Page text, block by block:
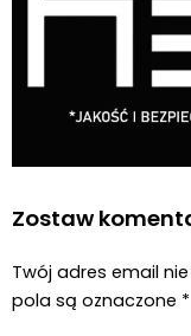
Zostaw
Twój adres email
pola są oznaczone *